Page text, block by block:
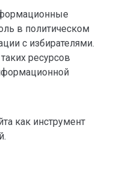
в политическом
с избирателями.
ресурсов
как инструмент